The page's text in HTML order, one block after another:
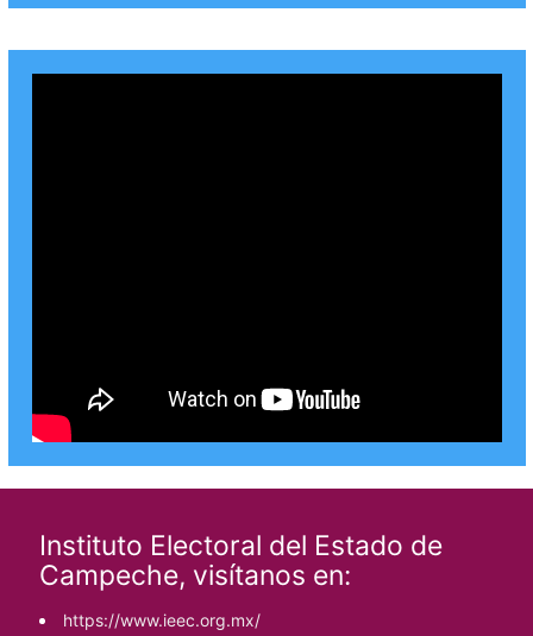
Instituto Electoral del Estado de
Campeche, visítanos en:
https://www.ieec.org.mx/